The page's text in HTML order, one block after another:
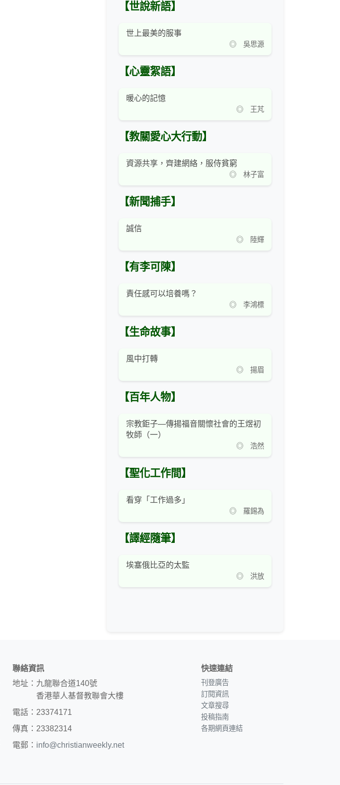
【世說新語】
世上最美的服事
◎ 吳思源
【心靈絮語】
暖心的記憶
◎ 王芃
【教關愛心大行動】
資源共享，齊建網絡，服侍貧窮
◎ 林子富
【新聞捕手】
誠信
◎ 陸輝
【有李可陳】
責任感可以培養嗎？
◎ 李鴻標
【生命故事】
風中打轉
◎ 揚眉
【百年人物】
宗教鉅子—傳揚福音關懷社會的王煜初
牧師（一）
◎ 浩然
【聖化工作間】
看穿「工作過多」
◎ 羅錫為
【譯經隨筆】
埃塞俄比亞的太監
◎ 洪放
聯絡資訊
地址：九龍聯合道140號
香港華人基督教聯會大樓
電話：23374171
傳真：23382314
電郵： info@christianweekly.net
快速連結
刊登廣告
訂閱資訊
文章搜尋
投稿指南
各期網頁連結